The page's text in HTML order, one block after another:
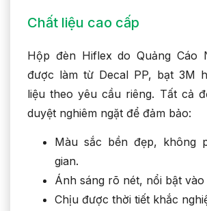
Chất liệu cao cấp
Hộp đèn Hiflex do Quảng Cáo
được làm từ Decal PP, bạt 3M
liệu theo yêu cầu riêng. Tất cả
duyệt nghiêm ngặt để đảm bảo:
Màu sắc bền đẹp, không
gian.
Ánh sáng rõ nét, nổi bật vào
Chịu được thời tiết khắc